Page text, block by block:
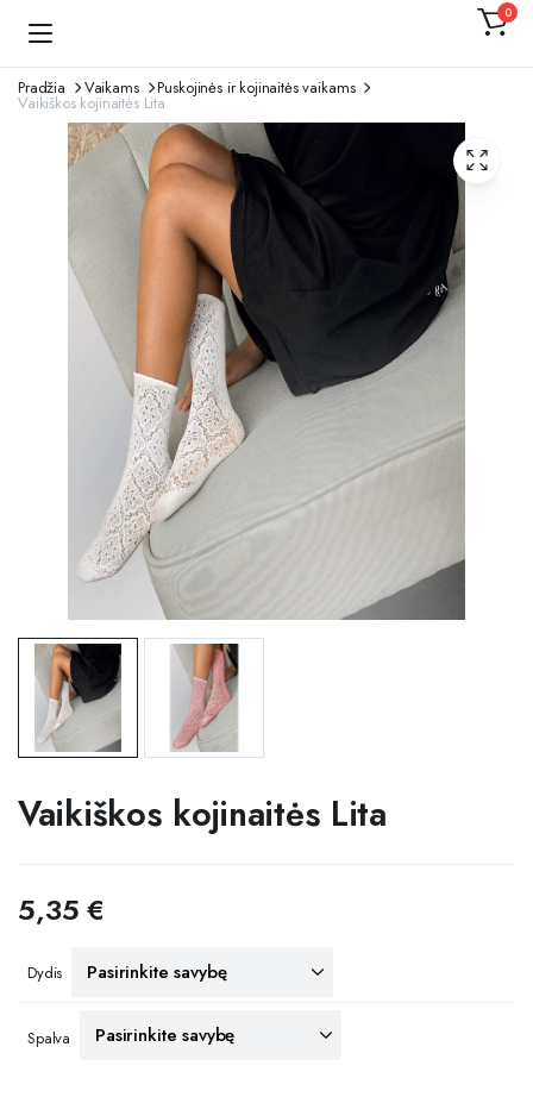
0
Pradžia Vaikams Puskojinės ir kojinaitės vaikams
Vaikiškos kojinaitės Lita
Vaikiškos kojinaitės Lita
5,35€
Dydis
Spalva